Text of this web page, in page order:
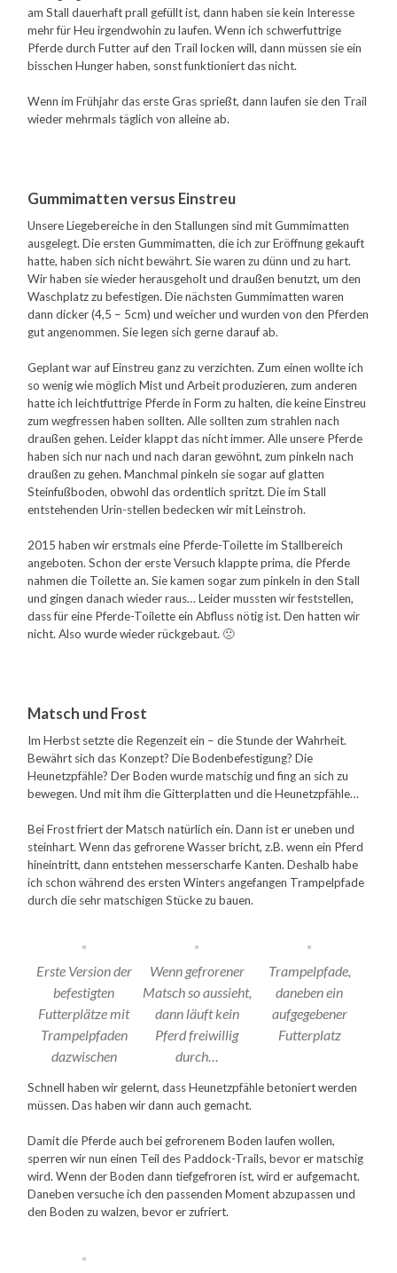
am Stall dauerhaft prall gefüllt ist, dann haben sie kein Interesse
mehr für Heu irgendwohin zu laufen. Wenn ich schwerfuttrige
Pferde durch Futter auf den Trail locken will, dann müssen sie ein
bisschen Hunger haben, sonst funktioniert das nicht.
Wenn im Frühjahr das erste Gras sprießt, dann laufen sie den Trail
wieder mehrmals täglich von alleine ab.
Gummimatten versus Einstreu
Unsere Liegebereiche in den Stallungen sind mit Gummimatten
ausgelegt. Die ersten Gummimatten, die ich zur Eröffnung gekauft
hatte, haben sich nicht bewährt. Sie waren zu dünn und zu hart.
Wir haben sie wieder herausgeholt und draußen benutzt, um den
Waschplatz zu befestigen. Die nächsten Gummimatten waren
dann dicker (4,5 – 5cm) und weicher und wurden von den Pferden
gut angenommen. Sie legen sich gerne darauf ab.
Geplant war auf Einstreu ganz zu verzichten. Zum einen wollte ich
so wenig wie möglich Mist und Arbeit produzieren, zum anderen
hatte ich leichtfuttrige Pferde in Form zu halten, die keine Einstreu
zum wegfressen haben sollten. Alle sollten zum strahlen nach
draußen gehen. Leider klappt das nicht immer. Alle unsere Pferde
haben sich nur nach und nach daran gewöhnt, zum pinkeln nach
draußen zu gehen. Manchmal pinkeln sie sogar auf glatten
Steinfußboden, obwohl das ordentlich spritzt. Die im Stall
entstehenden Urin-stellen bedecken wir mit Leinstroh.
2015 haben wir erstmals eine Pferde-Toilette im Stallbereich
angeboten. Schon der erste Versuch klappte prima, die Pferde
nahmen die Toilette an. Sie kamen sogar zum pinkeln in den Stall
und gingen danach wieder raus… Leider mussten wir feststellen,
dass für eine Pferde-Toilette ein Abfluss nötig ist. Den hatten wir
nicht. Also wurde wieder rückgebaut. 🙁
Matsch und Frost
Im Herbst setzte die Regenzeit ein – die Stunde der Wahrheit.
Bewährt sich das Konzept? Die Bodenbefestigung? Die
Heunetzpfähle? Der Boden wurde matschig und fing an sich zu
bewegen. Und mit ihm die Gitterplatten und die Heunetzpfähle…
Bei Frost friert der Matsch natürlich ein. Dann ist er uneben und
steinhart. Wenn das gefrorene Wasser bricht, z.B. wenn ein Pferd
hineintritt, dann entstehen messerscharfe Kanten. Deshalb habe
ich schon während des ersten Winters angefangen Trampelpfade
durch die sehr matschigen Stücke zu bauen.
Erste Version der
befestigten
Futterplätze mit
Trampelpfaden
dazwischen
Wenn gefrorener
Matsch so aussieht,
dann läuft kein
Pferd freiwillig
durch…
Trampelpfade,
daneben ein
aufgegebener
Futterplatz
Schnell haben wir gelernt, dass Heunetzpfähle betoniert werden
müssen. Das haben wir dann auch gemacht.
Damit die Pferde auch bei gefrorenem Boden laufen wollen,
sperren wir nun einen Teil des Paddock-Trails, bevor er matschig
wird. Wenn der Boden dann tiefgefroren ist, wird er aufgemacht.
Daneben versuche ich den passenden Moment abzupassen und
den Boden zu walzen, bevor er zufriert.